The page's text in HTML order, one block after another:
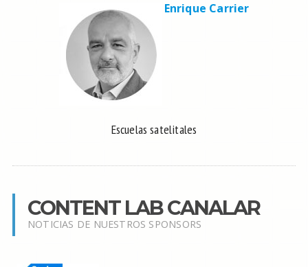
Enrique Carrier
Escuelas satelitales
CONTENT LAB CANALAR
NOTICIAS DE NUESTROS SPONSORS